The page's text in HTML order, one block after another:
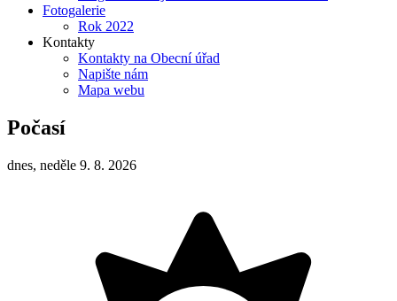
Fotogalerie
Rok 2022
Kontakty
Kontakty na Obecní úřad
Napište nám
Mapa webu
Počasí
dnes, neděle 9. 8. 2026